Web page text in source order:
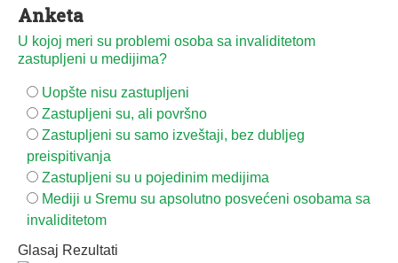
Anketa
U kojoj meri su problemi osoba sa invaliditetom
zastupljeni u medijima?
Uopšte nisu zastupljeni
Zastupljeni su, ali površno
Zastupljeni su samo izveštaji, bez dubljeg
preispitivanja
Zastupljeni su u pojedinim medijima
Mediji u Sremu su apsolutno posvećeni osobama sa
invaliditetom
Glasaj Rezultati